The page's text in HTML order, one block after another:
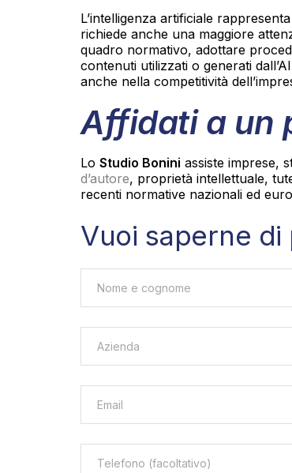
L’intelligenza artificiale
richiede anche una maggiore
quadro normativo, adottare
contenuti utilizzati o generati
anche nella competitività
Affidati a un
Lo Studio Bonini assiste imprese,
d’autore, proprietà intellettuale,
recenti normative nazionali ed
Vuoi saperne di